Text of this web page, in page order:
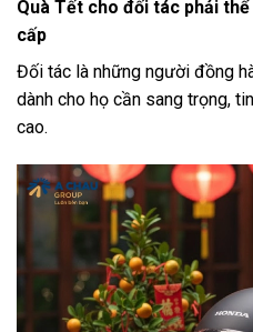
Quà Tết cho đối tác phải
cấp
Đối tác là những người đồng
dành cho họ cần sang trọng,
cao.